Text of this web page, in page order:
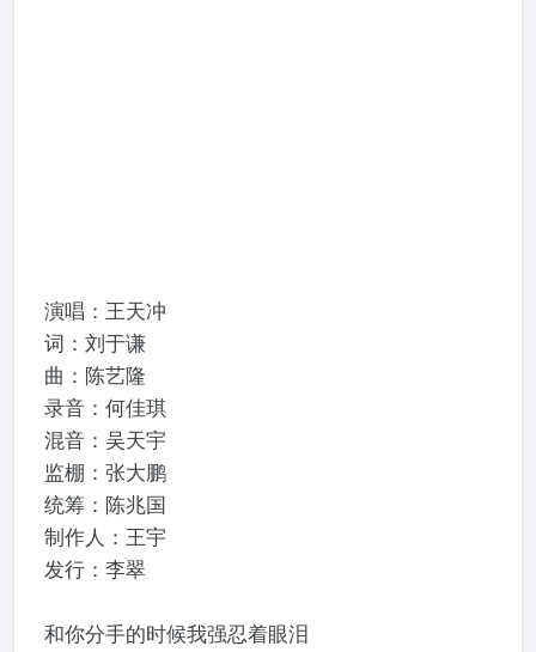
演唱：王天冲
词：刘于谦
曲：陈艺隆
录音：何佳琪
混音：吴天宇
监棚：张大鹏
统筹：陈兆国
制作人：王宇
发行：李翠
和你分手的时候我强忍着眼泪